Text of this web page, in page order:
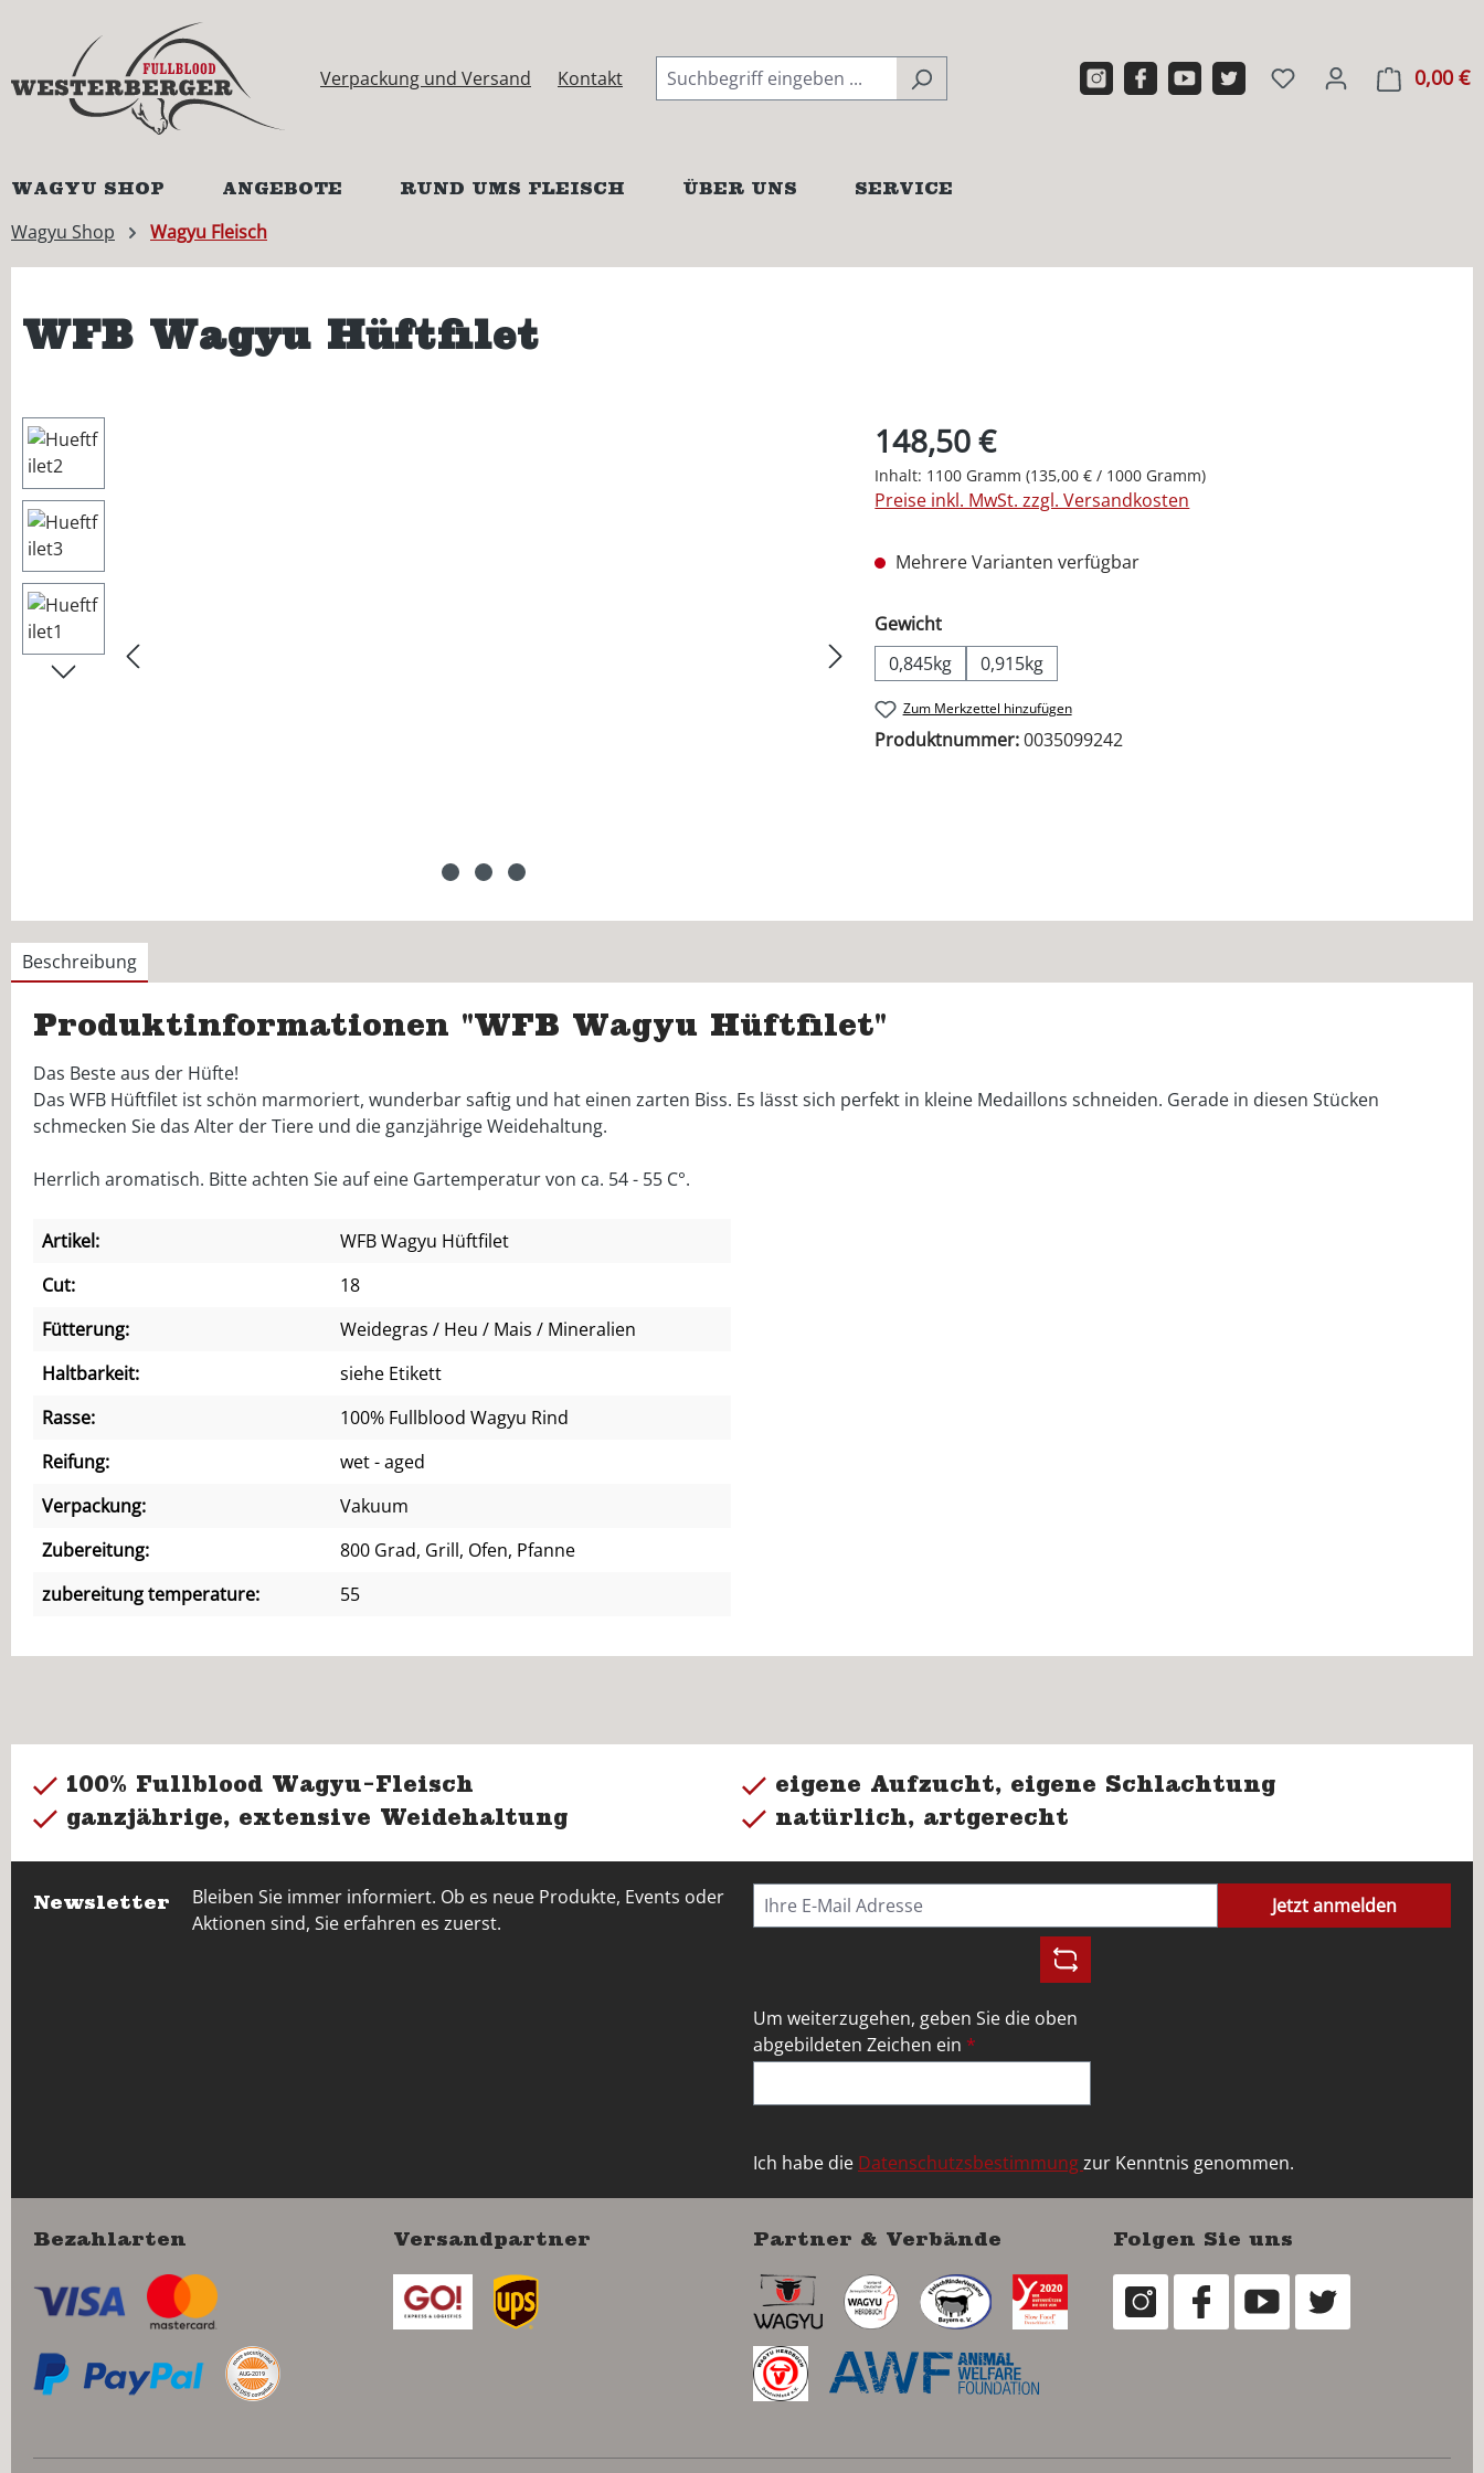
Zur Hauptnavigation springen
Verpackung und Versand Kontakt 0,00 €
WAGYU SHOP ANGEBOTE RUND UMS FLEISCH ÜBER UNS
SERVICE
Wagyu Shop
Wagyu Fleisch
WFB Wagyu Hüftfilet
Bildergalerie überspringen 148,50 €
Inhalt: 1100 Gramm(135,00 € / 1000 Gramm)
Preise inkl. MwSt. zzgl. Versandkosten
Mehrere Varianten verfügbar
Gewichtauswählen
0,845kg
0,915kg
Zum Merkzettel hinzufügen
Produktnummer:0035099242
Beschreibung
Produktinformationen "WFB Wagyu Hüftfilet"
Das Beste aus der Hüfte!
Das WFB Hüftfilet ist schön marmoriert, wunderbar saftig und hat einen zarten Biss. Es lässt sich perfekt in kleine Medaillons schneiden. Gerade in diesen Stücken
schmecken Sie das Alter der Tiere und die ganzjährige Weidehaltung.
Herrlich aromatisch. Bitte achten Sie auf eine Gartemperatur von ca. 54 - 55 C°.
Artikel:
WFB Wagyu Hüftfilet
Cut:
18
Fütterung:
Weidegras / Heu / Mais / Mineralien
Haltbarkeit:
siehe Etikett
Rasse:
100% Fullblood Wagyu Rind
Reifung:
wet - aged
Verpackung:
Vakuum
Zubereitung:
800 Grad, Grill, Ofen, Pfanne
zubereitung temperature:
55
100% Fullblood Wagyu-Fleisch
eigene Aufzucht, eigene Schlachtung
ganzjährige, extensive Weidehaltung
natürlich, artgerecht
Newsletter
Bleiben Sie immer informiert. Ob es neue Produkte, Events oder
Aktionen sind, Sie erfahren es zuerst.
Jetzt anmelden
Um weiterzugehen, geben Sie die oben
abgebildeten Zeichen ein *
Ich habe die Datenschutzsbestimmungzur Kenntnis genommen.
Bezahlarten Versandpartner Partner & Verbände Folgen Sie uns